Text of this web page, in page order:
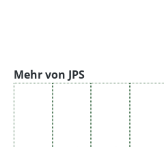
Produktgalerie überspringen
Mehr von JPS